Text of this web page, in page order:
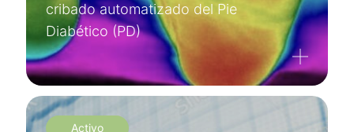
cribado automatizado del Pie
Diabético (PD)
Activo